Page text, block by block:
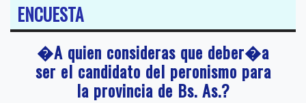
ENCUESTA
�A quien consideras que deber�a
ser el candidato del peronismo para
la provincia de Bs. As.?